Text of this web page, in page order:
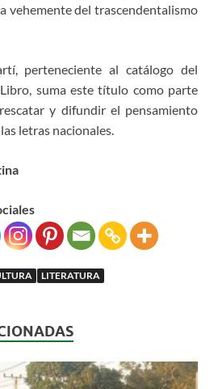
vehemente del trascendentalismo
perteneciente al catálogo del
suma este título como parte
y difundir el pensamiento
letras nacionales.
LITERATURA